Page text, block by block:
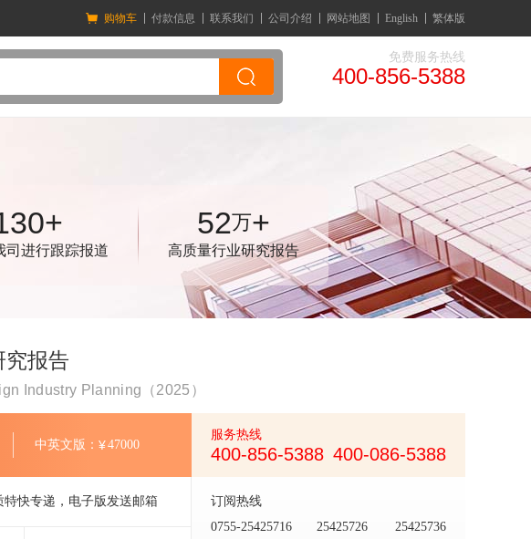
购物车 付款信息 联系我们 公司介绍 网站地图 English 繁体版
免费服务热线
400-856-5388
司进行跟踪报道
52万+
高质量行业研究报告
究报告
Industry Planning（2025）
中英文版： ¥47000
特快专递，电子版发送邮箱
服务热线
400-856-5388 400-086-5388
订阅热线
0755-25425716
25425726
25425736